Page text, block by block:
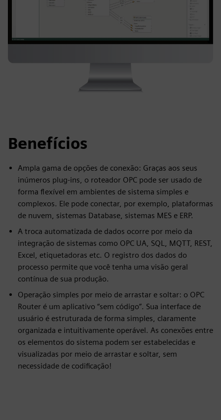
Benefícios
Ampla gama de opções de conexão: Graças aos seus
inúmeros plug-ins, o roteador OPC pode ser usado de
forma flexível em ambientes de sistema simples e
complexos. Ele pode conectar, por exemplo, plataformas
de nuvem, sistemas Database, sistemas MES e ERP.
A troca automatizada de dados ocorre por meio da
integração de sistemas como OPC UA, SQL, MQTT, REST,
Excel, etiquetadoras etc. O registro dos dados do
processo permite que você tenha uma visão geral
contínua de sua produção.
Operação simples por meio de arrastar e soltar: o OPC
Router é um aplicativo “sem código”. Sua interface de
usuário é estruturada de forma simples, claramente
organizada e intuitivamente operável. As conexões entre
os elementos do sistema podem ser estabelecidas e
visualizadas por meio de arrastar e soltar, sem
necessidade de codificação!